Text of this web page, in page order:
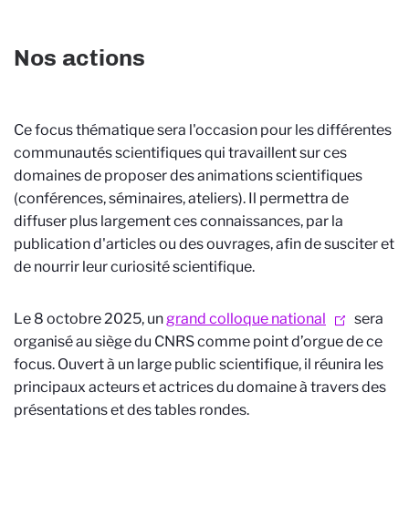
Nos actions
Ce focus thématique sera l'occasion pour les différentes
communautés scientifiques qui travaillent sur ces
domaines de proposer des animations scientifiques
(conférences, séminaires, ateliers). Il permettra de
diffuser plus largement ces connaissances, par la
publication d'articles ou des ouvrages, afin de susciter et
de nourrir leur curiosité scientifique.
Le 8 octobre 2025, un grand colloque national
sera
organisé au siège du CNRS comme point d’orgue de ce
focus. Ouvert à un large public scientifique, il réunira les
principaux acteurs et actrices du domaine à travers des
présentations et des tables rondes.